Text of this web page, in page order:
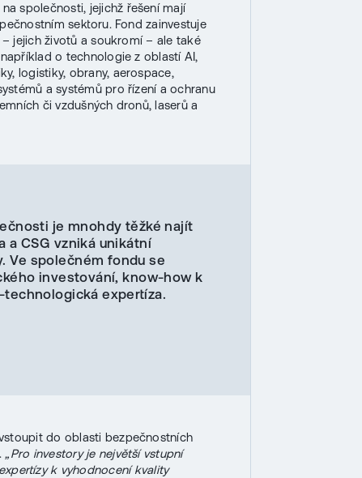
společnosti, jejichž řešení mají
sektoru. Fond zainvestuje
jejich životů a soukromí – ale také
o ­technologie z oblastí AI,
logistiky, obrany, aerospace,
a systémů pro řízení a ochranu
či vzdušných dronů, laserů a
je mnohdy těžké najít
a CSG vzniká unikátní
Ve společném fondu se
investování, know-how k
expertíza.
do oblasti bezpečnostních
„Pro investory je největší vstupní
k vyhodnocení kvality